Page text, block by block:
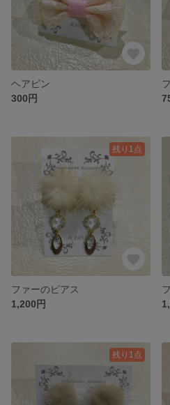
ヘアピン
300円
残り1点
ファーのピアス
1,200円
残り1点